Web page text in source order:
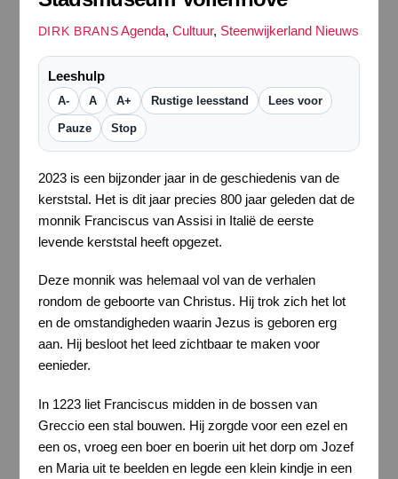
DIRK BRANS Agenda,Cultuur, Steenwijkerland Nieuws
Leeshulp
A- A A+ Rustige leesstand Lees voor
Pauze Stop
2023 is een bijzonder jaar in de geschiedenis van de
kerststal. Het is dit jaar precies 800 jaar geleden dat de
monnik Franciscus van Assisi in Italië de eerste
levende kerststal heeft opgezet.
Deze monnik was helemaal vol van de verhalen
rondom de geboorte van Christus. Hij trok zich het lot
en de omstandigheden waarin Jezus is geboren erg
aan. Hij besloot het leed zichtbaar te maken voor
eenieder.
In 1223 liet Franciscus midden in de bossen van
Greccio een stal bouwen. Hij zorgde voor een ezel en
een os, vroeg een boer en boerin uit het dorp om Jozef
en Maria uit te beelden en legde een klein kindje in een